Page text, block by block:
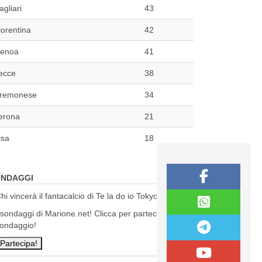
43
42
41
38
34
21
18
vincerà il fantacalcio di Te la do io Tokyo?
di Marione.net! Clicca per partecipare al